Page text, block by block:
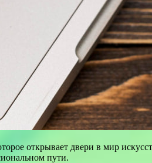
открывает двери в мир
пути.